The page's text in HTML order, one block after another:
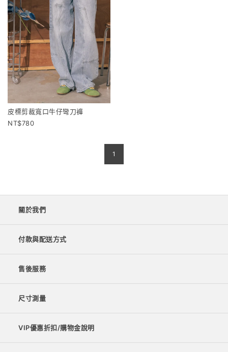
皮標剪裁寬口牛仔彎刀褲
780
1
關於我們
付款與配送方式
售後服務
尺寸測量
VIP優惠折扣/購物金說明